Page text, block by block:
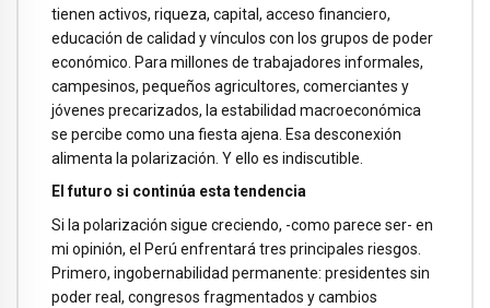
tienen activos, riqueza, capital, acceso financiero,
educación de calidad y vínculos con los grupos de poder
económico. Para millones de trabajadores informales,
campesinos, pequeños agricultores, comerciantes y
jóvenes precarizados, la estabilidad macroeconómica
se percibe como una fiesta ajena. Esa desconexión
alimenta la polarización. Y ello es indiscutible.
El futuro si continúa esta tendencia
Si la polarización sigue creciendo, -como parece ser- en
mi opinión, el Perú enfrentará tres principales riesgos.
Primero, ingobernabilidad permanente: presidentes sin
poder real, congresos fragmentados y cambios